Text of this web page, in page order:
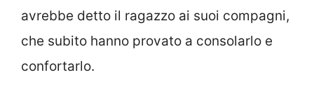
avrebbe detto il ragazzo ai suoi compagni,
che subito hanno provato a consolarlo e
confortarlo.